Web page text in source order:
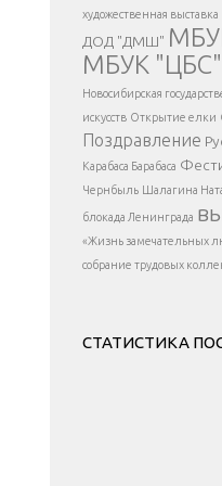
</
художественная выставка
ДОД "ДМШ"
МБУК "ЦБС"
Новосибирская
искусств Открытие елки
Поздравление
Карабаса Барабаса
Чернбыль Шалагина
блокада Ленинграда
«Жизнь замечательных
собрание трудовых
СТАТИСТИКА